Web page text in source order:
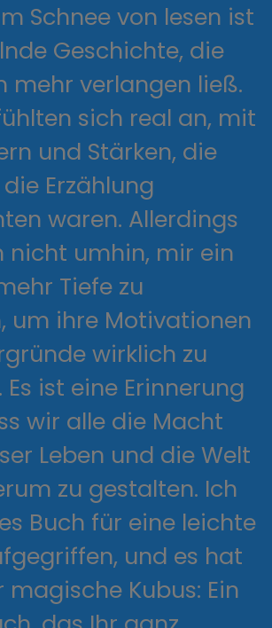
Schnee von lesen ist
Geschichte, die
mehr verlangen ließ.
sich real an, mit
und Stärken, die
Erzählung
waren. Allerdings
nicht umhin, mir ein
Tiefe zu
um ihre Motivationen
wirklich zu
ist eine Erinnerung
wir alle die Macht
Leben und die Welt
zu gestalten. Ich
Buch für eine leichte
und es hat
magische Kubus: Ein